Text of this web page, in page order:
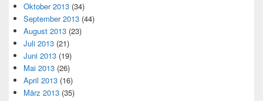
Oktober 2013 (34)
September 2013 (44)
August 2013 (23)
Juli 2013 (21)
Juni 2013 (19)
Mai 2013 (26)
April 2013 (16)
März 2013 (35)